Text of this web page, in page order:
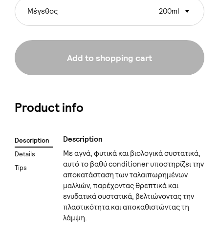
Μέγεθος 200ml
Add to shopping cart
Product info
Description
Details
Tips
Description
Με αγνά, φυτικά και βιολογικά συστατικά,
αυτό το βαθύ conditioner υποστηρίζει την
αποκατάσταση των ταλαιπωρημένων
μαλλιών, παρέχοντας θρεπτικά και
ενυδατικά συστατικά, βελτιώνοντας την
πλαστικότητα και αποκαθιστώντας τη
λάμψη.